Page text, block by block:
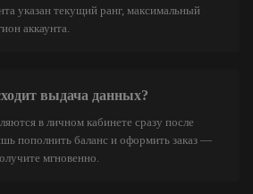
указан текущий ранг, максимальный
аккаунта.
выдача данных?
в личном кабинете сразу после
пополнить баланс и оформить заказ —
мгновенно.